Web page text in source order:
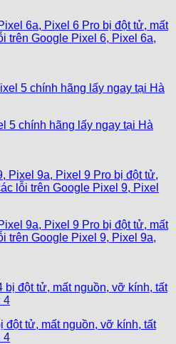
6a, Pixel 6 Pro bị đột tử, mất
trên Google Pixel 6, Pixel 6a,
5 chính hãng lấy ngay tại Hà
9a, Pixel 9 Pro bị đột tử, mất
trên Google Pixel 9, Pixel 9a,
tử, mất nguồn, vỡ kính, tất
4